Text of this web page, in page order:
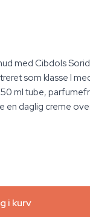
med Cibdols
som klasse I
ml tube,
en daglig creme
i kurv